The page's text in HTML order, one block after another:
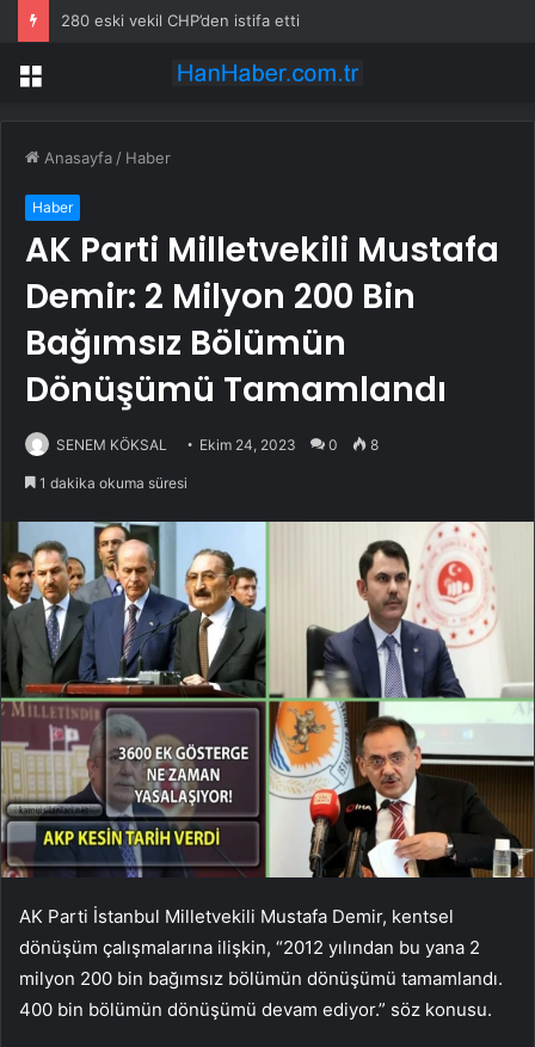
280 eski vekil CHP’den istifa etti
Menü
Anasayfa / Haber
Haber
AK Parti Milletvekili Mustafa
Demir: 2 Milyon 200 Bin
Bağımsız Bölümün
Dönüşümü Tamamlandı
SENEM KÖKSAL Ekim 24, 2023 0 8
1 dakika okuma süresi
AK Parti İstanbul Milletvekili Mustafa Demir, kentsel
dönüşüm çalışmalarına ilişkin, “2012 yılından bu yana 2
milyon 200 bin bağımsız bölümün dönüşümü tamamlandı.
400 bin bölümün dönüşümü devam ediyor.” söz konusu.